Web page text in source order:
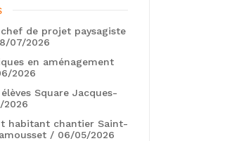
de projet paysagiste
07/2026
en aménagement
2026
Square Jacques-
2026
habitant chantier Saint-
/ 06/05/2026